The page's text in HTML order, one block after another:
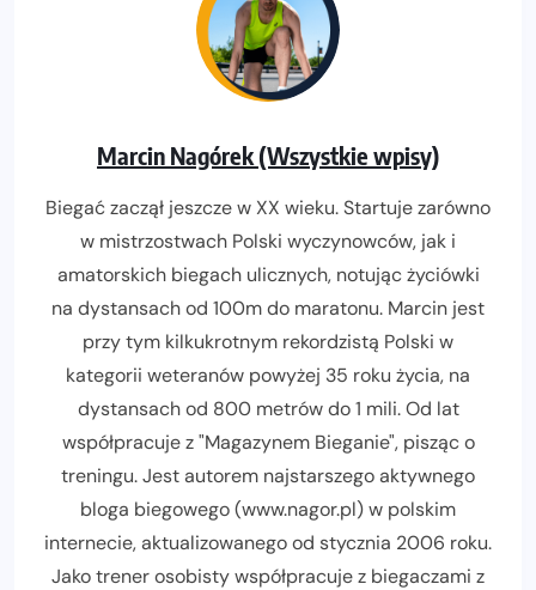
Marcin Nagórek (Wszystkie wpisy)
Biegać zaczął jeszcze w XX wieku. Startuje zarówno
w mistrzostwach Polski wyczynowców, jak i
amatorskich biegach ulicznych, notując życiówki
na dystansach od 100m do maratonu. Marcin jest
przy tym kilkukrotnym rekordzistą Polski w
kategorii weteranów powyżej 35 roku życia, na
dystansach od 800 metrów do 1 mili. Od lat
współpracuje z "Magazynem Bieganie", pisząc o
treningu. Jest autorem najstarszego aktywnego
bloga biegowego (www.nagor.pl) w polskim
internecie, aktualizowanego od stycznia 2006 roku.
Jako trener osobisty współpracuje z biegaczami z